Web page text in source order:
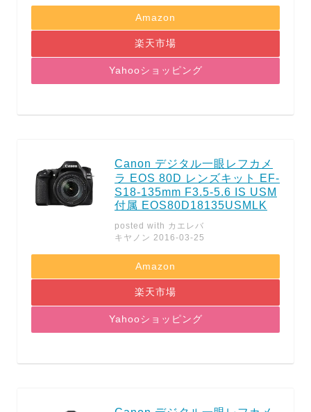
Amazon
楽天市場
Yahooショッピング
Canon デジタル一眼レフカメ
ラ EOS 80D レンズキット EF-
S18-135mm F3.5-5.6 IS USM
付属 EOS80D18135USMLK
posted with カエレバ
キヤノン 2016-03-25
Amazon
楽天市場
Yahooショッピング